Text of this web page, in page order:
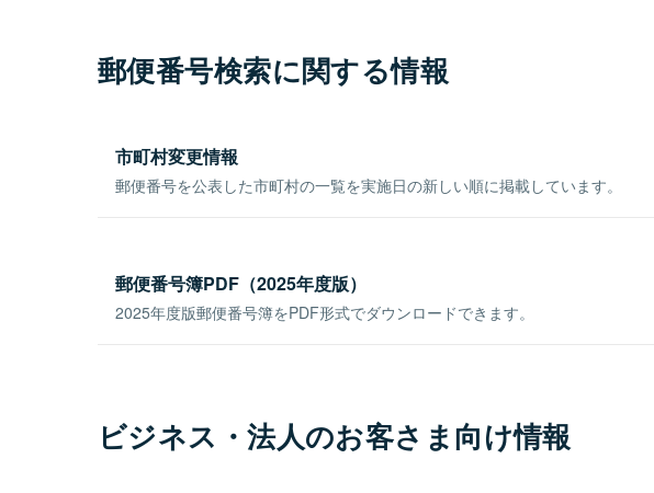
郵便番号検索に関する情報
市町村変更情報
郵便番号を公表した市町村の一覧を実施日の新しい順に掲載しています。
郵便番号簿PDF（2025年度版）
2025年度版郵便番号簿をPDF形式でダウンロードできます。
ビジネス・法人のお客さま向け情報